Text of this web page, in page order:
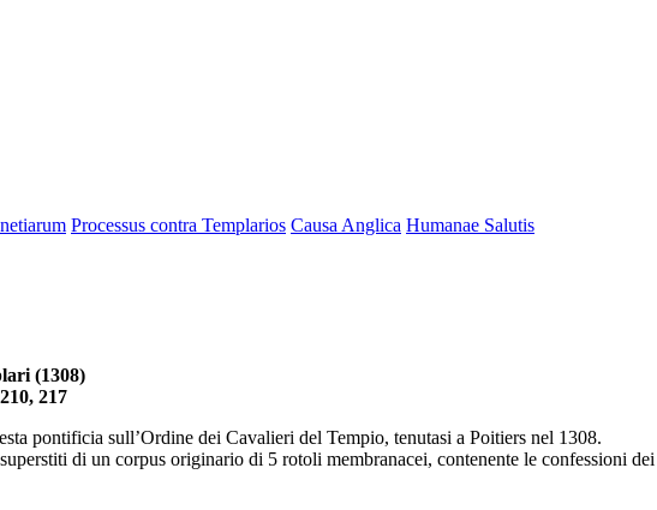
Processus contra Templarios Causa Anglica Humanae Salutis
(1308)
217
pontificia sull’Ordine dei Cavalieri del Tempio, tenutasi a Poitiers nel 1308.
di un corpus originario di 5 rotoli membranacei, contenente le confessioni